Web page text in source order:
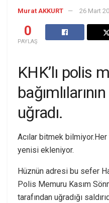
Murat AKKURT 26 Mart
0
PAYLAŞ
KHK’lı polis
uğradı.
Acılar bitmek
yenisi ekleniyor.
Hüznün adresi bu sefer
Polis Memuru Kasım
tarafından uğradığı